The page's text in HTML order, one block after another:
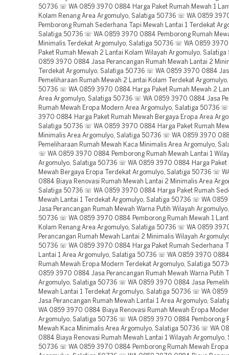
50736 ☏ WA 0859 3970 0884 Harga Paket Rumah Mewah 1
Kolam Renang Area Argomulyo, Salatiga 50736 ☏ WA 0859
Pemborong Rumah Sederhana Tapi Mewah Lantai 1 Terdekat
Salatiga 50736 ☏ WA 0859 3970 0884 Pemborong Rumah
Minimalis Terdekat Argomulyo, Salatiga 50736 ☏ WA 0859
Paket Rumah Mewah 2 Lantai Kolam Wilayah Argomulyo,
0859 3970 0884 Jasa Perancangan Rumah Mewah Lantai 2
Terdekat Argomulyo, Salatiga 50736 ☏ WA 0859 3970 0884
Pemeliharaan Rumah Mewah 2 Lantai Kolam Terdekat
50736 ☏ WA 0859 3970 0884 Harga Paket Rumah Mewah 2
Area Argomulyo, Salatiga 50736 ☏ WA 0859 3970 0884 Jasa
Rumah Mewah Eropa Modern Area Argomulyo, Salatiga 50736
3970 0884 Harga Paket Rumah Mewah Bergaya Eropa Area
Salatiga 50736 ☏ WA 0859 3970 0884 Harga Paket Rumah
Minimalis Area Argomulyo, Salatiga 50736 ☏ WA 0859 3970
Pemeliharaan Rumah Mewah Kaca Minimalis Area Argomulyo,
☏ WA 0859 3970 0884 Pemborong Rumah Mewah Lantai 1
Argomulyo, Salatiga 50736 ☏ WA 0859 3970 0884 Harga Paket
Mewah Bergaya Eropa Terdekat Argomulyo, Salatiga 50736 ☏
0884 Biaya Renovasi Rumah Mewah Lantai 2 Minimalis Area
Salatiga 50736 ☏ WA 0859 3970 0884 Harga Paket Rumah
Mewah Lantai 1 Terdekat Argomulyo, Salatiga 50736 ☏ WA
Jasa Perancangan Rumah Mewah Warna Putih Wilayah
50736 ☏ WA 0859 3970 0884 Pemborong Rumah Mewah 1
Kolam Renang Area Argomulyo, Salatiga 50736 ☏ WA 0859
Perancangan Rumah Mewah Lantai 2 Minimalis Wilayah
50736 ☏ WA 0859 3970 0884 Harga Paket Rumah Sederhana
Lantai 1 Area Argomulyo, Salatiga 50736 ☏ WA 0859 3970
Rumah Mewah Eropa Modern Terdekat Argomulyo, Salatiga
0859 3970 0884 Jasa Perancangan Rumah Mewah Warna Putih
Argomulyo, Salatiga 50736 ☏ WA 0859 3970 0884 Jasa
Mewah Lantai 1 Terdekat Argomulyo, Salatiga 50736 ☏ WA
Jasa Perancangan Rumah Mewah Lantai 1 Area Argomulyo,
WA 0859 3970 0884 Biaya Renovasi Rumah Mewah Eropa
Argomulyo, Salatiga 50736 ☏ WA 0859 3970 0884 Pemborong
Mewah Kaca Minimalis Area Argomulyo, Salatiga 50736 ☏ WA
0884 Biaya Renovasi Rumah Mewah Lantai 1 Wilayah Argomulyo,
50736 ☏ WA 0859 3970 0884 Pemborong Rumah Mewah